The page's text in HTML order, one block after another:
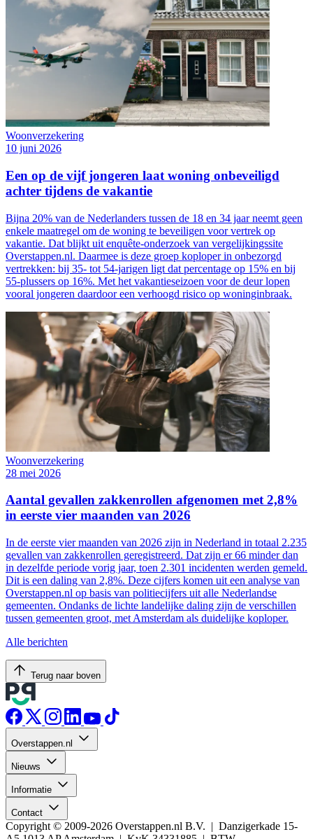
Woonverzekering
10 juni 2026
Een op de vijf jongeren laat woning onbeveiligd
achter tijdens de vakantie
Bijna 20% van de Nederlanders tussen de 18 en 34 jaar neemt geen
enkele maatregel om de woning te beveiligen voor vertrek op
vakantie. Dat blijkt uit enquête-onderzoek van vergelijkingssite
Overstappen.nl. Daarmee is deze groep koploper in onbezorgd
vertrekken: bij 35- tot 54-jarigen ligt dat percentage op 15% en bij
55-plussers op 16%. Met het vakantieseizoen voor de deur lopen
vooral jongeren daardoor een verhoogd risico op woninginbraak.
Woonverzekering
28 mei 2026
Aantal gevallen zakkenrollen afgenomen met 2,8%
in eerste vier maanden van 2026
In de eerste vier maanden van 2026 zijn in Nederland in totaal 2.235
gevallen van zakkenrollen geregistreerd. Dat zijn er 66 minder dan
in dezelfde periode vorig jaar, toen 2.301 incidenten werden gemeld.
Dit is een daling van 2,8%. Deze cijfers komen uit een analyse van
Overstappen.nl op basis van politiecijfers uit alle Nederlandse
gemeenten. Ondanks de lichte landelijke daling zijn de verschillen
tussen gemeenten groot, met Amsterdam als duidelijke koploper.
Alle berichten
Terug naar boven
Overstappen.nl
Nieuws
Informatie
Contact
Copyright © 2009-2026 Overstappen.nl B.V. | Danzigerkade 15-